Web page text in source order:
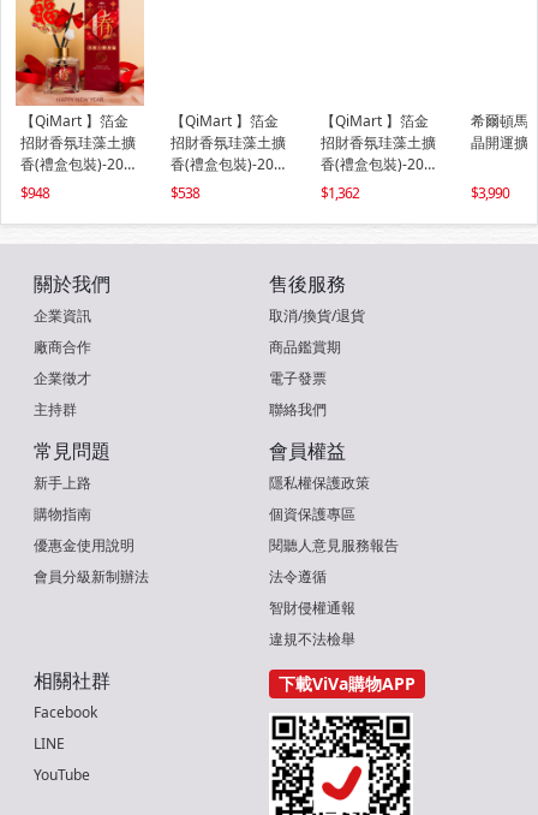
【QiMart 】箔金
招財香氛珪藻土擴
香(禮盒包裝)-200
ml/瓶x4瓶
948
【QiMart 】箔金
招財香氛珪藻土擴
香(禮盒包裝)-200
ml/瓶x2瓶
538
【QiMart 】箔金
招財香氛珪藻土擴
香(禮盒包裝)-200
ml/瓶x6瓶
1,362
希爾頓馬
晶開運擴
3,990
關於我們
企業資訊
廠商合作
企業徵才
主持群
售後服務
取消/換貨/退貨
商品鑑賞期
電子發票
聯絡我們
常見問題
新手上路
購物指南
優惠金使用說明
會員分級新制辦法
會員權益
隱私權保護政策
個資保護專區
閱聽人意見服務報告
法令遵循
智財侵權通報
違規不法檢舉
相關社群
Facebook
LINE
YouTube
下載ViVa購物APP